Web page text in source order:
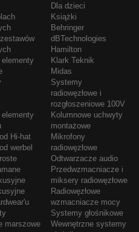
elementy
elementy
Hi-hat
werbel
marszowe
Dla dzieci
Książki
Behringer
dBTechnologies
Hamilton
Klark Teknik
Midas
Systemy
radiowęzłowe i
rozgłoszeniowe 100V
Kolumnowe uchwyty
montażowe
Mikrofony
radiowęzłowe
Odtwarzacze audio
Przedwzmacniacze i
miksery radiowęzłowe
Radiowęzłowe
wzmacniacze mocy
Systemy głośnikowe
Wewnętrzne systemy